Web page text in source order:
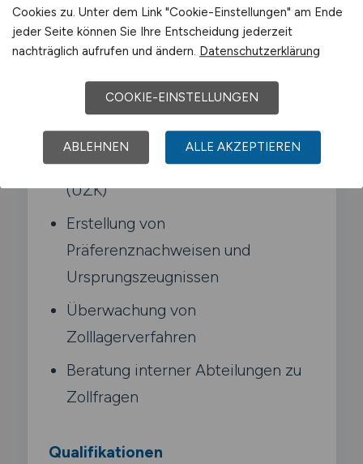
Typische Aufgaben in Melle
Fachliche Bearbeitung von
Zollvorgängen
Anwendung des Unionszollkodex
(UZK)
Erstellung von
Präferenznachweisen und
Ursprungszeugnissen
Überwachung von
Zolllagerverfahren
Beratung interner Abteilungen zu
Zollfragen
Qualifikationen
Cookies zu. Unter dem Link "Cookie-Einstellungen" am Ende
jeder Seite können Sie Ihre Entscheidung jederzeit
nachträglich aufrufen und ändern. Datenschutzerklärung
COOKIE-EINSTELLUNGEN
ABLEHNEN ALLE AKZEPTIEREN